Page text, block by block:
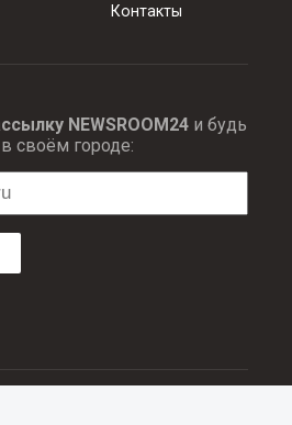
Контакты
NEWSROOM24и будь
своём городе: